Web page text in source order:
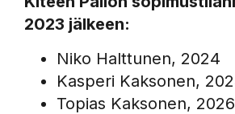
2023 jälkeen:
Niko Halttunen, 2024
Kasperi Kaksonen,
Topias Kaksonen, 2026